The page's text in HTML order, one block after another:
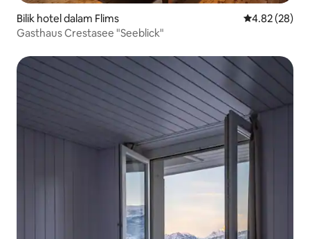
Bilik hotel dalam Flims Penarafan
4.82 (28)
Gasthaus Crestasee "Seeblick"